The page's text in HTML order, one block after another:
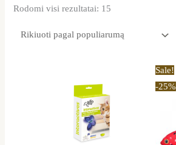
Rodomi visi rezultatai: 15
Sale!
-25%